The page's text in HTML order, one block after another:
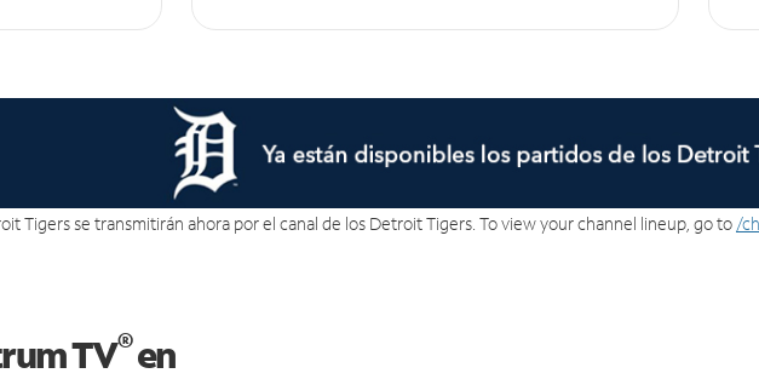
Tigers se transmitirán ahora por el canal de los Detroit Tigers. To view your channel lineup, go to /
TV®en